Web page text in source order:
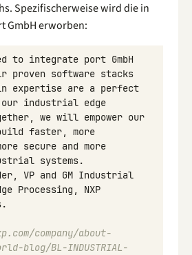
Spezifischerweise wird die in
GmbH erworben:
to integrate port GmbH
proven software stacks
expertise are a perfect
our industrial edge
, we will empower our
faster,
more
secure and more
systems.
, VP and GM Industrial
Processing ,
NXP
.
company/about-
blog/BL-INDUSTRIAL-